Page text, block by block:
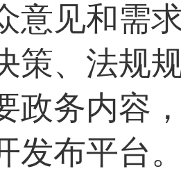
意见和需
策、法规
政务内容
发布平台